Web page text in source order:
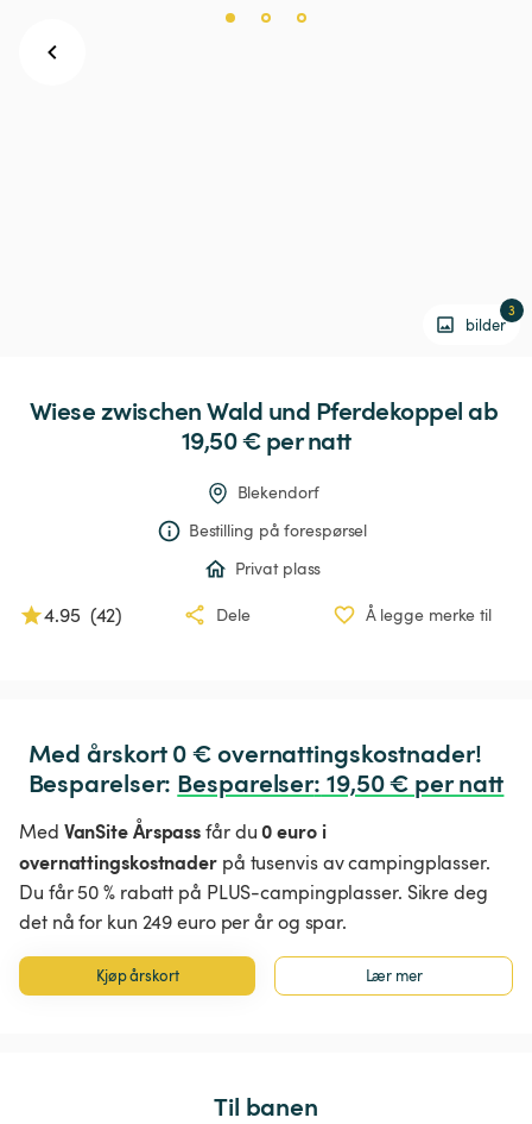
bilder
3
WiesezwischenWald und Pferdekoppel ab
19,50 € per natt
Blekendorf
Bestilling på forespørsel
Privat plass
4.95 (42) Dele Å legge merke til
Med årskort 0 € overnattingskostnader!
Besparelser: Besparelser: 19,50 € per natt
Med VanSite Årspassfår du0 euro i
overnattingskostnaderpå tusenvis av campingplasser.
Du får 50 % rabatt på PLUS-campingplasser. Sikre deg
det nå for kun 249 euro per år og spar.
Kjøp årskort Lær mer
Til banen